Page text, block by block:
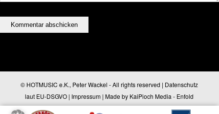
© HOTMUSIC e.K., Peter Wackel - All rights reserved | Datenschutz
laut EU-DSGVO | Impressum | Made by KaiPioch Media - Enfold
WordPress Theme by Kriesi